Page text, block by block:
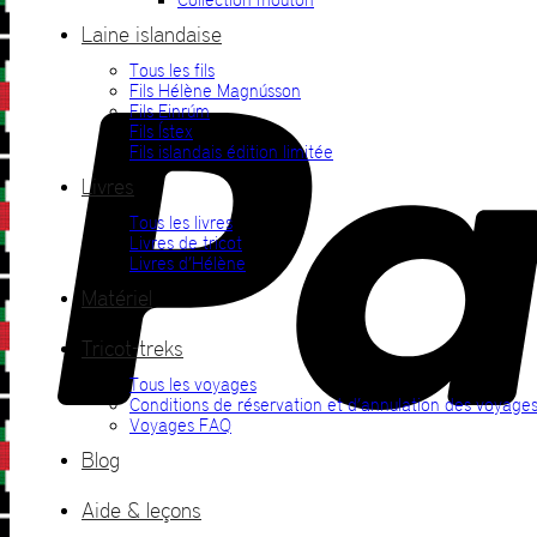
Laine islandaise
Tous les fils
Fils Hélène Magnússon
Fils Einrúm
Fils Ístex
Fils islandais édition limitée
Livres
Tous les livres
Livres de tricot
Livres d’Hélène
Matériel
Tricot-treks
Tous les voyages
Conditions de réservation et d’annulation des voyages
Voyages FAQ
Blog
Aide & leçons